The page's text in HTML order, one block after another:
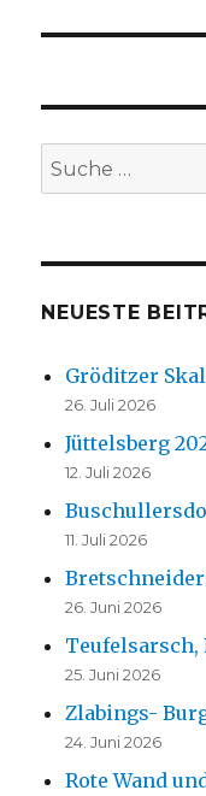
Suche
nach:
NEUESTE
Gröditzer
26. Juli 2026
Jüttelsberg
12. Juli 2026
11. Juli 2026
26. Juni 2026
Teufelsarsch,
25. Juni 2026
Zlabings-
24. Juni 2026
Rote Wand